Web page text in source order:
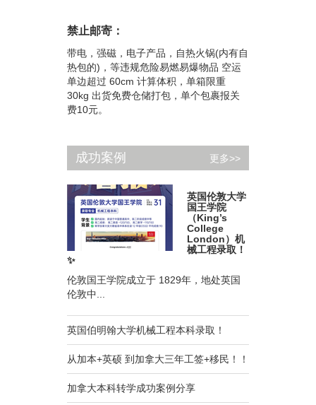
禁止邮寄：
带电，强磁，电子产品，自热火锅(内有自
热包的)，等违规危险易燃易爆物品 空运
单边超过 60cm 计算体积，单箱限重
30kg 出货免费仓储打包，单个包裹报关
费10元。
成功案例 更多>>
英国伦敦大学
国王学院
（King’s
College
London）机
械工程录取！
✨
伦敦国王学院成立于 1829年，地处英国
伦敦中...
英国伯明翰大学机械工程本科录取！
从加本+英硕 到加拿大三年工签+移民！！
加拿大本科转学成功案例分享